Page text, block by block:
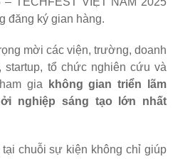
đăng ký gian hàng.
mời các viện, trường, doanh
startup, tổ chức nghiên cứu và
gia
không gian triển lãm
nghiệp sáng tạo lớn nhất
chuỗi sự kiện không chỉ giúp